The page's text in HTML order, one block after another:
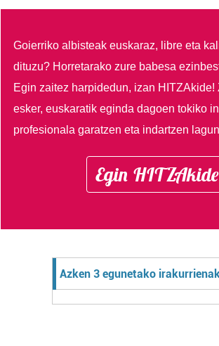
Goierriko albisteak euskaraz, libre eta
dituzu? Horretarako zure babesa
Egin zaitez harpidedun, izan HITZAkide!
esker, euskaratik eginda dagoen tokiko
profesionala garatzen eta indartzen
Egin HITZAkide
Azken 3 egunetako irakurrienak